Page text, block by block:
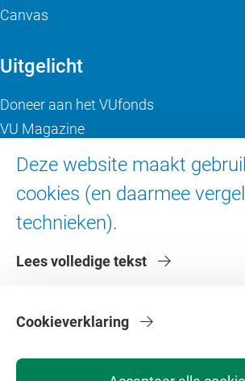
Deze website maakt
cookies (en daarmee
technieken).
Lees volledige tekst
Cookieverklaring
Canvas
Uitgelicht
Doneer aan het VUfonds
VU Magazine
Over de VU
Contact en route
Faculteiten